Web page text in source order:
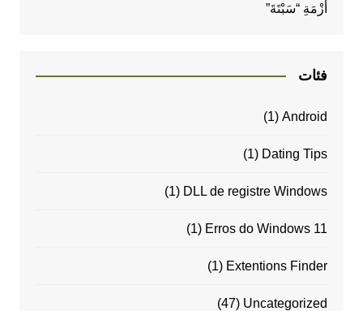
أَزْمَةِ “سَبْتَةَ”
فئات
Android
(1)
Dating Tips
(1)
DLL de registre Windows
(1)
Erros do Windows 11
(1)
Extentions Finder
(1)
Uncategorized
(47)